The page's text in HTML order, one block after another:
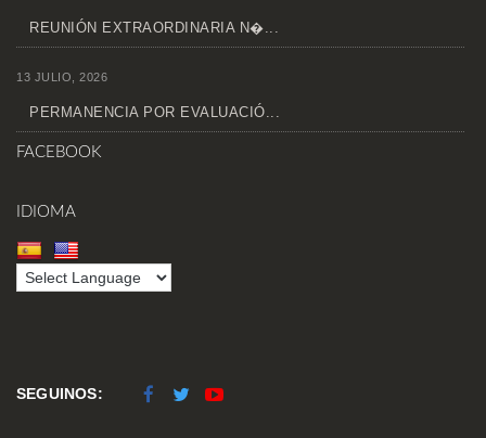
REUNIÓN EXTRAORDINARIA N�...
13 JULIO, 2026
PERMANENCIA POR EVALUACIÓ...
FACEBOOK
IDIOMA
SEGUINOS: